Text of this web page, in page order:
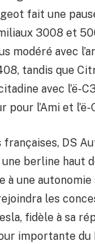
fait une
3008 et
modéré avec
tandis que
avec l’ë-
l’Ami et l’ë-
françaises, DS
berline haut
à une
les
fidèle à sa
importante du